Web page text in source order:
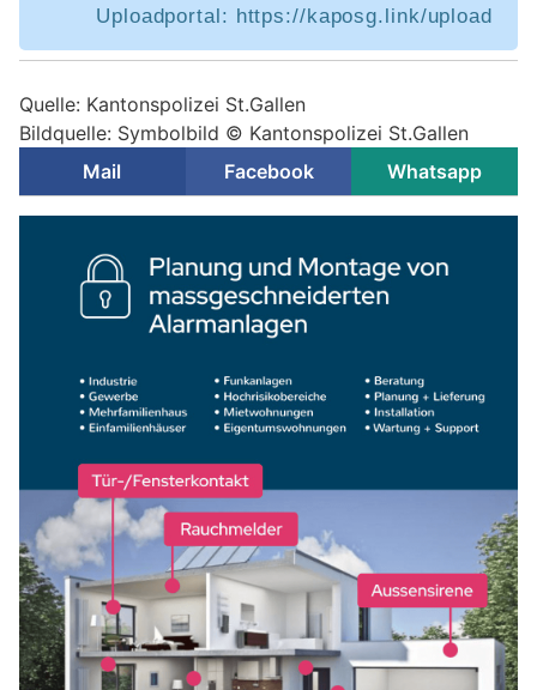
Uploadportal: https://kaposg.link/upload
Quelle: Kantonspolizei St.Gallen
Bildquelle: Symbolbild © Kantonspolizei St.Gallen
Mail
Facebook Whatsapp